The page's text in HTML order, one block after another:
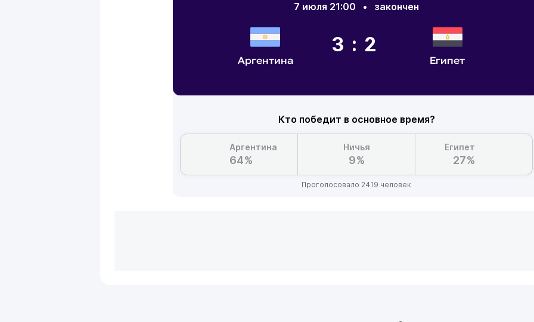
7 июля 21:00 • закончен
Аргентина
3:2
Египет
Кто победит в основное время?
Аргентина
64%
Ничья
9%
Египет
27%
Проголосовало 2419 человек